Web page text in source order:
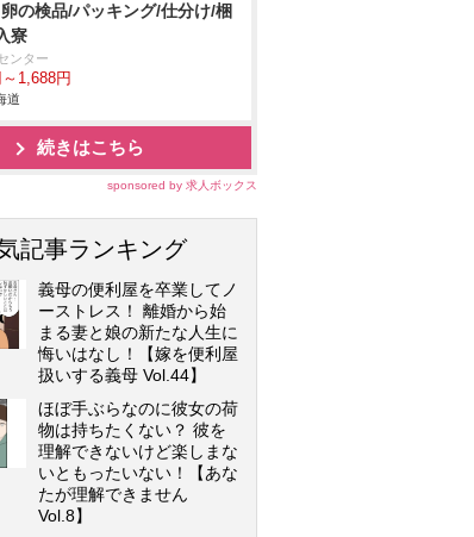
卵の検品/パッキング/仕分け/梱
寮
ンター
1,688円
道
続きはこちら
sponsored by 求人ボックス
記事ランキング
義母の便利屋を卒業してノ
ーストレス！ 離婚から始
まる妻と娘の新たな人生に
悔いはなし！【嫁を便利屋
扱いする義母 Vol.44】
ほぼ手ぶらなのに彼女の荷
物は持ちたくない？ 彼を
理解できないけど楽しまな
いともったいない！【あな
たが理解できません
Vol.8】